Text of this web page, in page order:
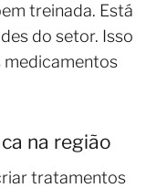
treinada. Está
do setor. Isso
medicamentos
na região
tratamentos